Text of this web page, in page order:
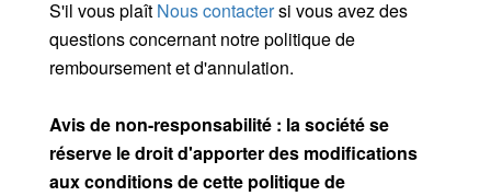
S'il vous plaît Nous contactersi vous avez des
questions concernant notre politique de
remboursement et d'annulation.
Avis de non-responsabilité : la société se
réserve le droit d'apporter des modifications
aux conditions de cette politique de